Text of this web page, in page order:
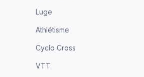
Luge
Athlétisme
Cyclo Cross
VTT